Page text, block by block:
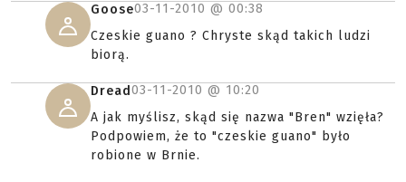
Goose03-11-2010 @ 00:38
Czeskie guano ? Chryste skąd takich ludzi
biorą.
Dread03-11-2010 @ 10:20
A jak myślisz, skąd się nazwa "Bren" wzięła?
Podpowiem, że to "czeskie guano" było
robione w Brnie.